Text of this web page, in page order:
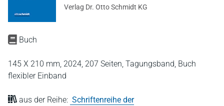
Buch
145 X 210 mm, 2024, 207 Seiten, Tagungsband, Buch
flexibler Einband
aus der Reihe: Schriftenreihe der
Verlag Dr. Otto Schmidt KG